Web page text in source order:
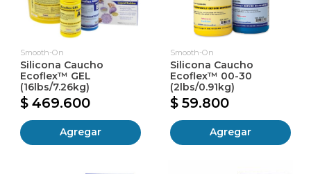
Smooth-On
Silicona Caucho
Ecoflex™ GEL
(16lbs/7.26kg)
$ 469.600
Agregar
Smooth-On
Silicona Caucho
Ecoflex™ 00-30
(2lbs/0.91kg)
$ 59.800
Agregar